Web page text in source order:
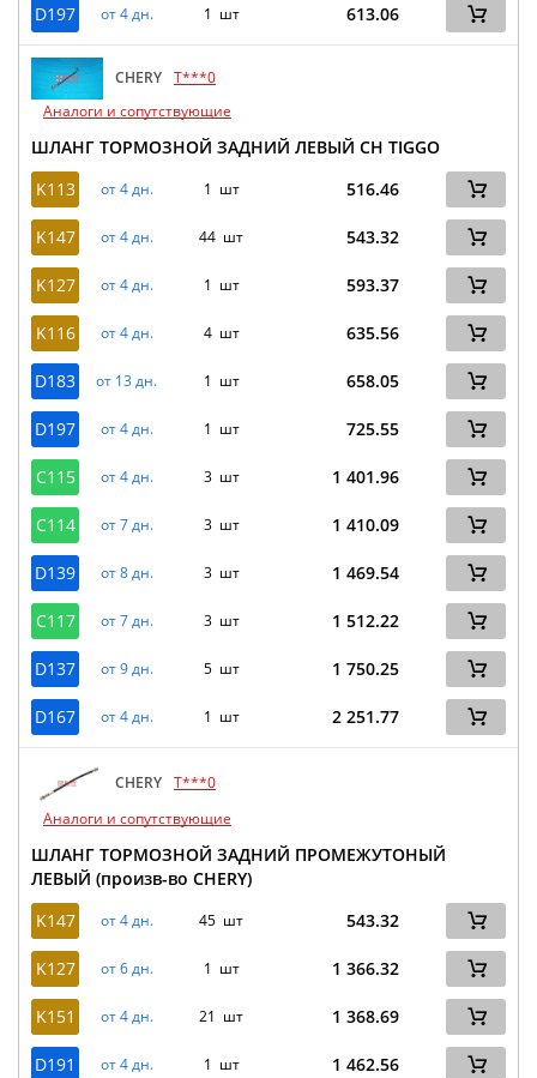
D197 от 4 дн. 1 шт 613.06
CHERY T***0
Аналоги и сопутствующие
ШЛАНГ ТОРМОЗНОЙ ЗАДНИЙ ЛЕВЫЙ CH TIGGO
K113
от 4 дн. 1 шт 516.46
K147 от 4 дн. 44 шт 543.32
K127 от 4 дн. 1 шт 593.37
K116 от 4 дн. 4 шт 635.56
D183 от 13 дн. 1 шт 658.05
D197 от 4 дн. 1 шт 725.55
C115 от 4 дн. 3 шт 1 401.96
C114 от 7 дн. 3 шт 1 410.09
D139 от 8 дн. 3 шт 1 469.54
C117 от 7 дн. 3 шт 1 512.22
D137 от 9 дн. 5 шт 1 750.25
D167 от 4 дн. 1 шт 2 251.77
CHERY T***0
Аналоги и сопутствующие
ШЛАНГ ТОРМОЗНОЙ ЗАДНИЙ ПРОМЕЖУТОНЫЙ
ЛЕВЫЙ (произв-во CHERY)
K147
от 4 дн. 45 шт 543.32
K127 от 6 дн. 1 шт 1 366.32
K151 от 4 дн. 21 шт 1 368.69
D191 от 4 дн. 1 шт 1 462.56